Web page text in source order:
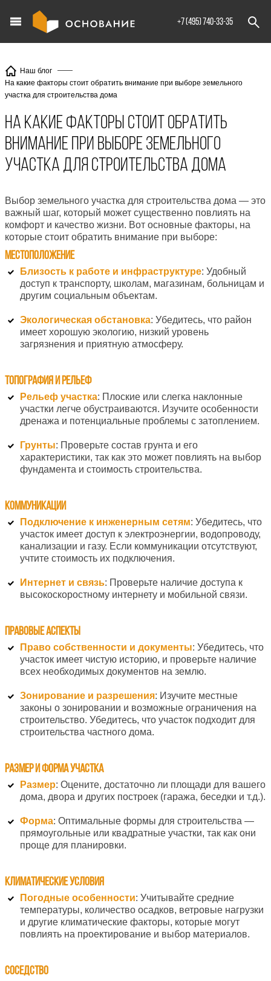
+7 (495) 740-33-35
Наш блог
На какие факторы стоит обратить внимание при выборе земельного
участка для строительства дома
На какие факторы стоит обратить
внимание при выборе земельного
участка для строительства дома
Выбор земельного участка для строительства дома — это
важный шаг, который может существенно повлиять на
комфорт и качество жизни. Вот основные факторы, на
которые стоит обратить внимание при выборе:
Местоположение
Близость к работе и инфраструктуре: Удобный
доступ к транспорту, школам, магазинам, больницам и
другим социальным объектам.
Экологическая обстановка: Убедитесь, что район
имеет хорошую экологию, низкий уровень
загрязнения и приятную атмосферу.
Топография и рельеф
Рельеф участка: Плоские или слегка наклонные
участки легче обустраиваются. Изучите особенности
дренажа и потенциальные проблемы с затоплением.
Грунты: Проверьте состав грунта и его
характеристики, так как это может повлиять на выбор
фундамента и стоимость строительства.
Коммуникации
Подключение к инженерным сетям: Убедитесь, что
участок имеет доступ к электроэнергии, водопроводу,
канализации и газу. Если коммуникации отсутствуют,
учтите стоимость их подключения.
Интернет и связь: Проверьте наличие доступа к
высокоскоростному интернету и мобильной связи.
Правовые аспекты
Право собственности и документы: Убедитесь, что
участок имеет чистую историю, и проверьте наличие
всех необходимых документов на землю.
Зонирование и разрешения: Изучите местные
законы о зонировании и возможные ограничения на
строительство. Убедитесь, что участок подходит для
строительства частного дома.
Размер и форма участка
Размер: Оцените, достаточно ли площади для вашего
дома, двора и других построек (гаража, беседки и т.д.).
Форма: Оптимальные формы для строительства —
прямоугольные или квадратные участки, так как они
проще для планировки.
Климатические условия
Погодные особенности: Учитывайте средние
температуры, количество осадков, ветровые нагрузки
и другие климатические факторы, которые могут
повлиять на проектирование и выбор материалов.
Соседство